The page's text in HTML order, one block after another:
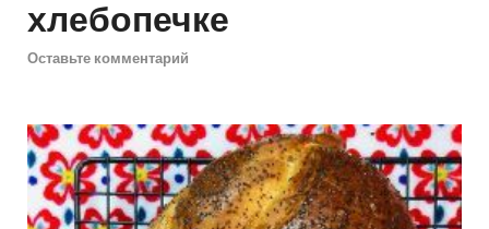
хлебопечке
Оставьте комментарий